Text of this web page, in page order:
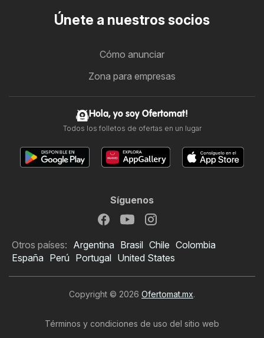
Únete a nuestros socios
Cómo anunciar
Zona para empresas
Hola, yo soy Ofertomat!
Todos los folletos de ofertas en un lugar
Síguenos
Otros países: Argentina Brasil Chile Colombia
España Perú Portugal United States
Copyright © 2026 Ofertomat.mx.
Términos y condiciones de uso del sitio web